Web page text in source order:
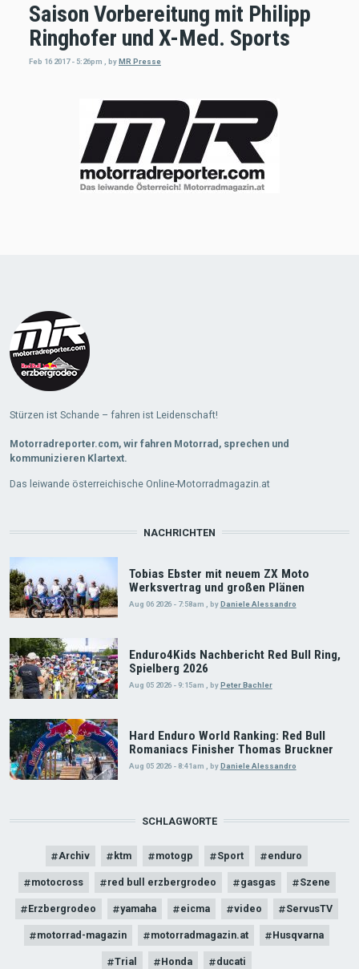
Saison Vorbereitung mit Philipp
Ringhofer und X-Med. Sports
Feb 16 2017 - 5:26pm , by MR Presse
Stürzen ist Schande – fahren ist Leidenschaft!
Motorradreporter.com, wir fahren Motorrad, sprechen und
kommunizieren Klartext.
Das leiwande österreichische Online-Motorradmagazin.at
NACHRICHTEN
Tobias Ebster mit neuem ZX Moto
Werksvertrag und großen Plänen
Aug 06 2026 - 7:58am , by Daniele Alessandro
Enduro4Kids Nachbericht Red Bull Ring,
Spielberg 2026
Aug 05 2026 - 9:15am , byPeter Bachler
Hard Enduro World Ranking: Red Bull
Romaniacs Finisher Thomas Bruckner
Aug 05 2026 - 8:41am byDaniele Alessandro
SCHLAGWORTE
Archiv ktm motogp Sport enduro
motocross red bull erzbergrodeo gasgas Szene
Erzbergrodeo yamaha eicma video ServusTV
motorrad-magazin motorradmagazin.at Husqvarna
Trial Honda ducati